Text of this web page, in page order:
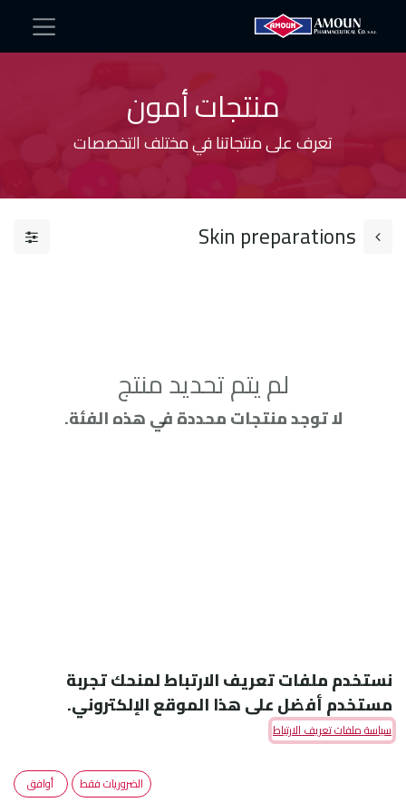
منتجات أمون
تعرف على منتجاتنا في مختلف التخصصات
Skin preparations ​
لم يتم تحديد منتج
لا توجد منتجات محددة في هذه الفئة.
Amoun Pharmaceutical Co. S.A.E
نستخدم ملفات تعريف الارتباط لمنحك تجربة
مستخدم أفضل على هذا الموقع الإلكتروني.
سياسة ملفات تعريف الارتباط
الضروريات فقط أوافق